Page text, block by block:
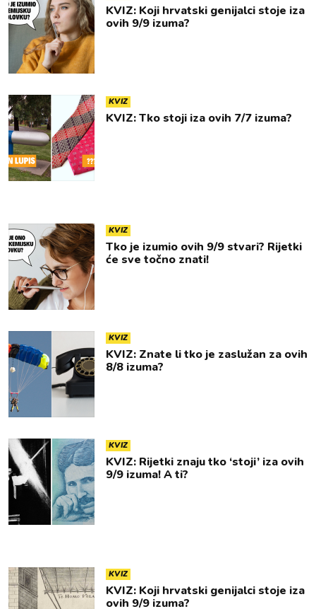
KVIZ: Koji hrvatski genijalci stoje iza
ovih 9/9 izuma?
KVIZ
KVIZ: Tko stoji iza ovih 7/7 izuma?
KVIZ
Tko je izumio ovih 9/9 stvari? Rijetki
će sve točno znati!
KVIZ
KVIZ: Znate li tko je zaslužan za ovih
8/8 izuma?
KVIZ
KVIZ: Rijetki znaju tko ‘stoji’ iza ovih
9/9 izuma! A ti?
KVIZ
KVIZ: Koji hrvatski genijalci stoje iza
ovih 9/9 izuma?